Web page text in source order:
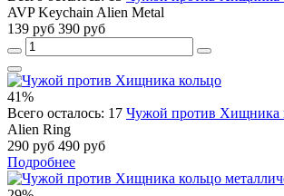
AVP Keychain Alien Metal
139 руб 390 руб
41%
Всего осталось: 17 Чужой против Хищника
Alien Ring
290 руб 490 руб
Подробнее